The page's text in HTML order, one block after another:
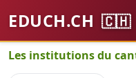
EDUCH.CH 🇨🇭
Les institutions du